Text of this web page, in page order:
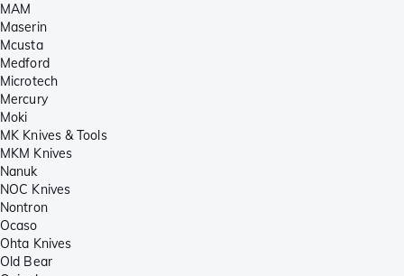
MAM
Maserin
Mcusta
Medford
Microtech
Mercury
Moki
MK Knives & Tools
MKM Knives
Nanuk
NOC Knives
Nontron
Ocaso
Ohta Knives
Old Bear